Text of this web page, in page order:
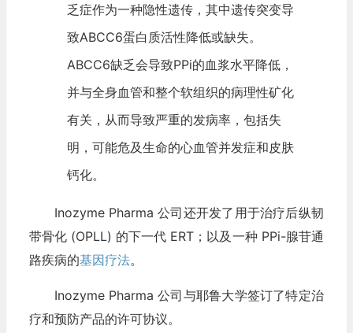
乏症作为一种隐性遗传，其中遗传突变导
致ABCC6蛋白质活性降低或缺失。
ABCC6缺乏会导致PPi的血浆水平降低，
并与全身血管和整个软组织的病理性矿化
有关，从而导致严重的发病率，包括失
明，可能危及生命的心血管并发症和皮肤
钙化。
Inozyme Pharma 公司还开发了用于治疗后纵韧
带骨化 (OPLL) 的下一代 ERT；以及一种 PPi-腺苷通
路疾病的基因疗法。
Inozyme Pharma 公司与耶鲁大学签订了特定治
疗和预防产品的许可协议。